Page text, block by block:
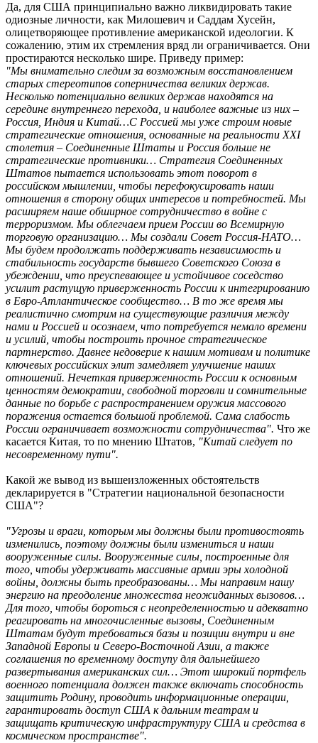
Да, для США принципиально важно ликвидировать такие
одиозные личности, как Милошевич и Саддам Хусейн,
олицетворяющее противление американской идеологии. К
сожалению, этим их стремления вряд ли ограничивается. Они
простираются несколько шире. Приведу пример:
"Мы внимательно следим за возможным восстановлением
старых стереотипов соперничества великих держав.
Несколько потенциально великих держав находятся на
середине внутреннего перехода, и наиболее важные из них –
Россия, Индия и Китай…С Россией мы уже строим новые
стратегические отношения, основанные на реальности ХХI
столетия – Соединенные Штаты и Россия больше не
стратегические противники… Стратегия Соединенных
Штатов пытается использовать этот поворот в
российском мышлении, чтобы перефокусировать наши
отношения в сторону общих интересов и потребностей. Мы
расширяем наше обширное сотрудничество в войне с
терроризмом. Мы облегчаем прием России во Всемирную
торговую организацию… Мы создали Совет Россия-НАТО…
Мы будем продолжать поддерживать независимость и
стабильность государств бывшего Советского Союза в
убеждении, что преуспевающее и устойчивое соседство
усилит растущую приверженность России к интегрированию
в Евро-Атлантическое сообщество… В то же время мы
реалистично смотрим на существующие различия между
нами и Россией и осознаем, что потребуется немало времени
и усилий, чтобы построить прочное стратегическое
партнерство. Давнее недоверие к нашим мотивам и политике
ключевых российских элит замедляет улучшение наших
отношений. Нечеткая приверженность России к основным
ценностям демократии, свободной торговли и сомнительные
данные по борьбе с распространением оружия массового
поражения остается большой проблемой. Сама слабость
России ограничивает возможности сотрудничества". Что же
касается Китая, то по мнению Штатов, "Китай следует по
несовременному пути".
Какой же вывод из вышеизложенных обстоятельств
декларируется в "Стратегии национальной безопасности
США"?
"Угрозы и враги, которым мы должны были противостоять
изменились, поэтому должны были измениться и наши
вооруженные силы. Вооруженные силы, построенные для
того, чтобы удерживать массивные армии эры холодной
войны, должны быть преобразованы… Мы направим нашу
энергию на преодоление множества неожиданных вызовов…
Для того, чтобы бороться с неопределенностью и адекватно
реагировать на многочисленные вызовы, Соединенным
Штатам будут требоваться базы и позиции внутри и вне
Западной Европы и Северо-Восточной Азии, а также
соглашения по временному доступу для дальнейшего
развертывания американских сил… Этот широкий портфель
военного потенциала должен также включать способность
защитить Родину, проводить информационные операции,
гарантировать доступ США к дальним театрам и
защищать критическую инфраструктуру США и средства в
космическом пространстве".